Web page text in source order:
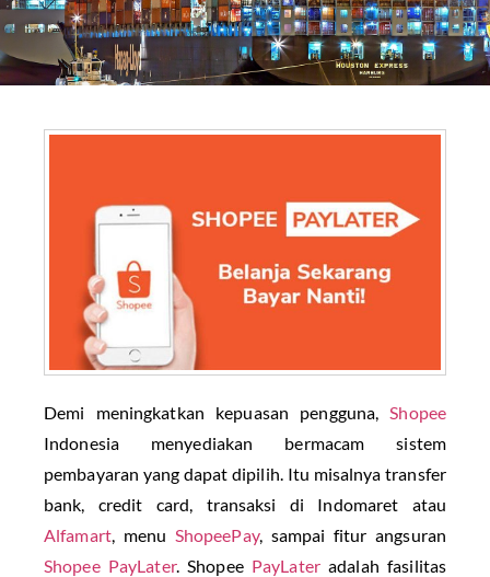
Demi meningkatkan kepuasan pengguna, Shopee
Indonesia menyediakan bermacam sistem
pembayaran yang dapat dipilih. Itu misalnya transfer
bank, credit card, transaksi di Indomaret atau
Alfamart, menu ShopeePay, sampai fitur angsuran
Shopee PayLater. Shopee PayLateradalah fasilitas